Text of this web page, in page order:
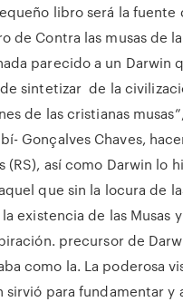
libro será la
de Contra las musas de
parecido a un Darwin
sintetizar de la
de las cristianas
Gonçalves Chaves,
(RS), así como Darwin lo
que sin la locura de
existencia de las Musas
precursor de
como la. La poderosa
sirvió para fundamentar y